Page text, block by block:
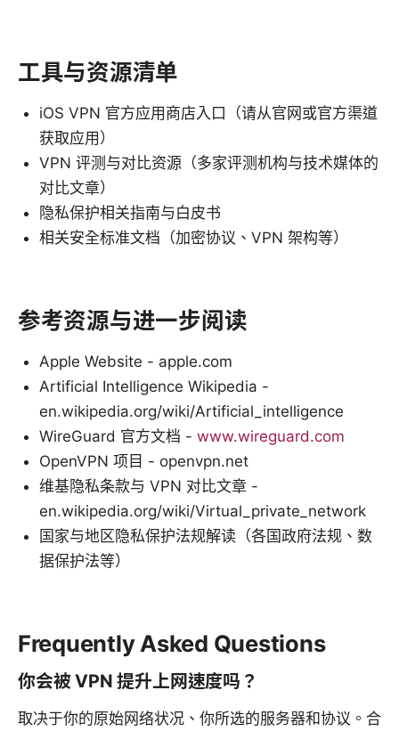
工具与资源清单
iOS VPN 官方应用商店入口（请从官网或官方渠道
获取应用）
VPN 评测与对比资源（多家评测机构与技术媒体的
对比文章）
隐私保护相关指南与白皮书
相关安全标准文档（加密协议、VPN 架构等）
参考资源与进一步阅读
Apple Website - apple.com
Artificial Intelligence Wikipedia -
en.wikipedia.org/wiki/Artificial_intelligence
WireGuard 官方文档 - www.wireguard.com
OpenVPN 项目 - openvpn.net
维基隐私条款与 VPN 对比文章 -
en.wikipedia.org/wiki/Virtual_private_network
国家与地区隐私保护法规解读（各国政府法规、数
据保护法等）
Frequently Asked Questions
你会被 VPN 提升上网速度吗？
取决于你的原始网络状况、你所选的服务器和协议。合